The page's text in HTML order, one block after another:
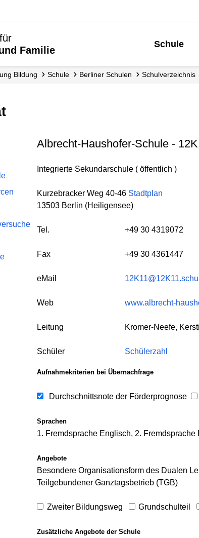
Familie
Schule
Bildung Schule Berliner Schulen Schul­verzeichnis
Albrecht-Haushofer-Schule -
Integrierte Sekundarschule ( öffentlich )
Kurzebracker Weg 40-46 Stadtplan
13503 Berlin (Heiligensee)
Tel. +49 30 4319072
Fax +49 30 4361447
eMail
Web www.albrecht-
Leitung Kromer-Neefe,
Schüler Schülerzahl
Aufnahmekriterien bei Übernachfrage
Durchschnittsnote der Förderprognose
Sprachen
1. Fremdsprache Englisch, 2. Fremdsprache
Angebote
Besondere Organisationsform des Dualen
Teilgebundener Ganztagsbetrieb (TGB)
Zweiter Bildungsweg Grundschulteil
Zusätzliche Angebote der Schule